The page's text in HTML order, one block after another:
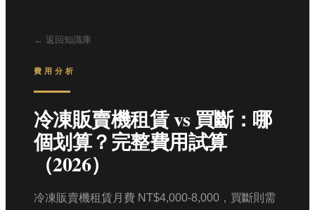
← 返回知識庫
費用分析
冷凍販賣機租賃 vs 買斷：哪
個划算？完整費用試算
（2026）
冷凍販賣機租賃月費 NT$4,000-8,000，買斷則需